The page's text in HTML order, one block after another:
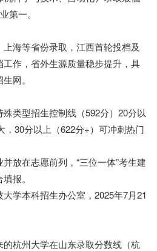
第一。
海等省份录取，江西首轮投档及
作，省外生源质量稳步提升，具
网。
类型招生控制线（592分）20分以
，30分以上（622分+）可冲刺热门
放在志愿前列，“三位一体”考生建
报。
大学本科招生办公室，2025年7月21
杭州大学在山东录取分数线（杭